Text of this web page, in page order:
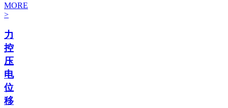
MORE
>
力
控
压
电
位
移